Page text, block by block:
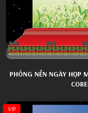
PHÔNG NỀN NGÀY HỌP
VIP